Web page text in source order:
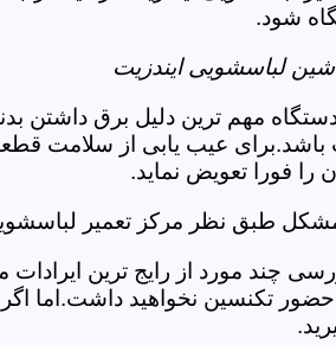
شود.
لباسشویی ایندزیت
مهم ترین دلیل برق داشتن
باشد.برای عیب یابی از سلامت
را فورا تعویض نماید.
طبق نظر مرکز تعمیر
چند مورد از رایج ترین
حضور تکنسین نخواهید داشت.اما